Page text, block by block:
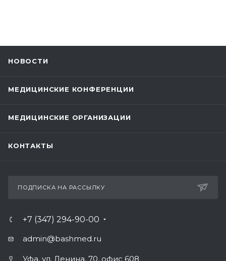
НОВОСТИ
МЕДИЦИНСКИЕ КОНФЕРЕНЦИИ
МЕДИЦИНСКИЕ ОРГАНИЗАЦИИ
КОНТАКТЫ
ПОДПИСКА НА РАССЫЛКУ
+7 (347) 294-90-00
admin@bashmed.ru
Уфа, ул. Ленина, 70, офис 608